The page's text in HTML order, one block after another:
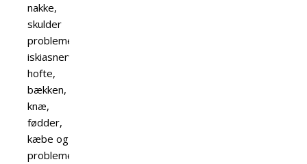
nakke,
skulder
problemer,
iskiasnerve,
hofte,
bækken,
knæ,
fødder,
kæbe og
problemer